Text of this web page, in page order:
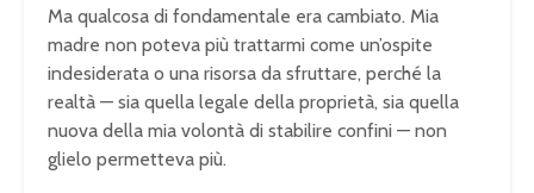
Ma qualcosa di fondamentale era cambiato. Mia
madre non poteva più trattarmi come un’ospite
indesiderata o una risorsa da sfruttare, perché la
realtà — sia quella legale della proprietà, sia quella
nuova della mia volontà di stabilire confini — non
glielo permetteva più.